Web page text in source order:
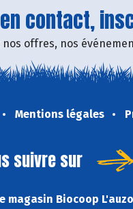
contact,
offres, nos
Mentions légales
suivre sur
magasin Biocoop